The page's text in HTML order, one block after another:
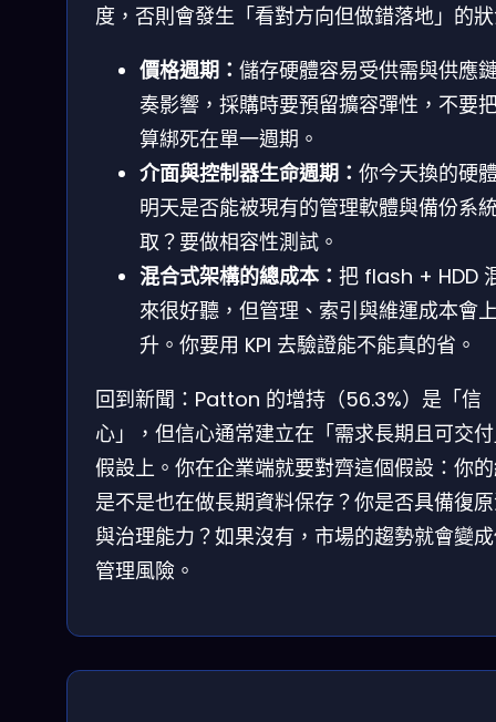
度，否則會發生「看對方向但做錯落地」的
價格週期： 儲存硬體容易受供需與供應
奏影響，採購時要預留擴容彈性，不要
算綁死在單一週期。
介面與控制器生命週期： 你今天換的硬
明天是否能被現有的管理軟體與備份系
取？要做相容性測試。
混合式架構的總成本： 把 flash + HDD
來很好聽，但管理、索引與維運成本會
升。你要用 KPI 去驗證能不能真的省。
回到新聞：Patton 的增持（56.3%）是「信
心」，但信心通常建立在「需求長期且可交
假設上。你在企業端就要對齊這個假設：你
是不是也在做長期資料保存？你是否具備復
與治理能力？如果沒有，市場的趨勢就會變
管理風險。